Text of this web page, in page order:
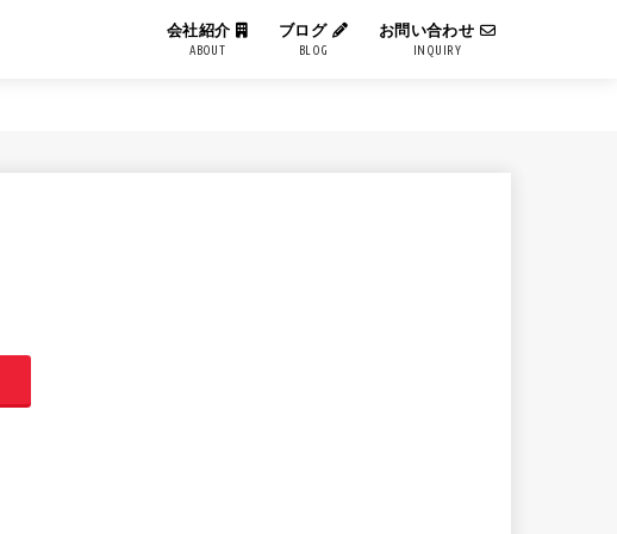
会社紹介
ABOUT
ブログ
BLOG
お問い合わせ
INQUIRY